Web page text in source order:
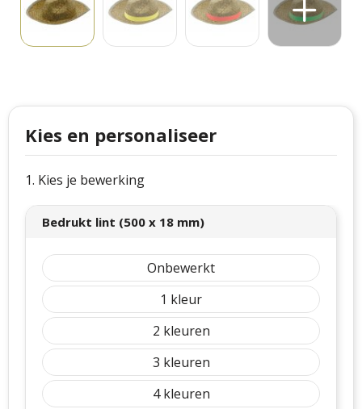
Cutter & Buck
Case Logic
Mepal
Parker
Stanley
Ludieke hoofdbanden
kerstkaarsen
Kies en personaliseer
1. Kies je bewerking
Bedrukt lint (500 x 18 mm)
Onbewerkt
1
2
3
4